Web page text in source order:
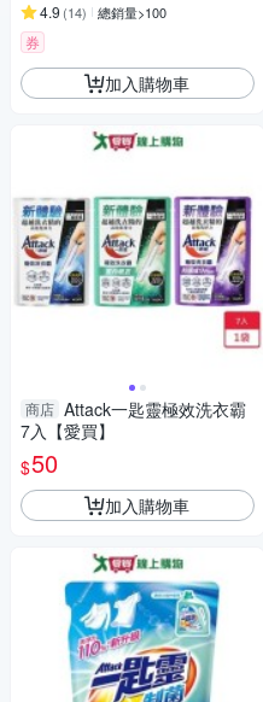
4.9 (14) 總銷量>100
券
加入購物車
商店 Attack一匙靈極效洗衣霸
7入【愛買】
$50
加入購物車